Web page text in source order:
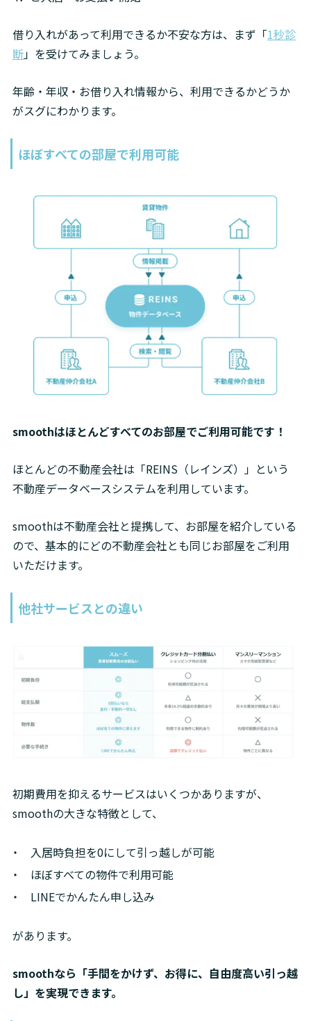
借り入れがあって利用できるか不安な方は、まず「1秒診
断」を受けてみましょう。
年齢・年収・お借り入れ情報から、利用できるかどうか
がスグにわかります。
ほぼすべての部屋で利用可能
smoothはほとんどすべてのお部屋でご利用可能です！
ほとんどの不動産会社は「REINS（レインズ）」という
不動産データベースシステムを利用しています。
smoothは不動産会社と提携して、お部屋を紹介している
ので、基本的にどの不動産会社とも同じお部屋をご利用
いただけます。
他社サービスとの違い
初期費用を抑えるサービスはいくつかありますが、
smoothの大きな特徴として、
入居時負担を0にして引っ越しが可能
ほぼすべての物件で利用可能
LINEでかんたん申し込み
があります。
smoothなら「手間をかけず、お得に、自由度高い引っ越
し」を実現できます。